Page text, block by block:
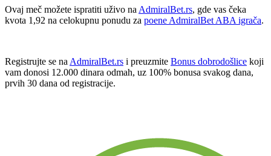
Ovaj meč možete ispratiti uživo naAdmiralBet.rs, gde vas čeka
kvota 1,92 na celokupnu ponudu za poene AdmiralBet ABA igrača.
Registrujte se naAdmiralBet.rs i preuzmite Bonus dobrodošlice koji
vam donosi 12.000 dinara odmah, uz 100% bonusa svakog dana,
prvih 30 dana od registracije.